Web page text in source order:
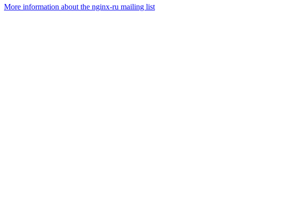
More information about the nginx-ru mailing list